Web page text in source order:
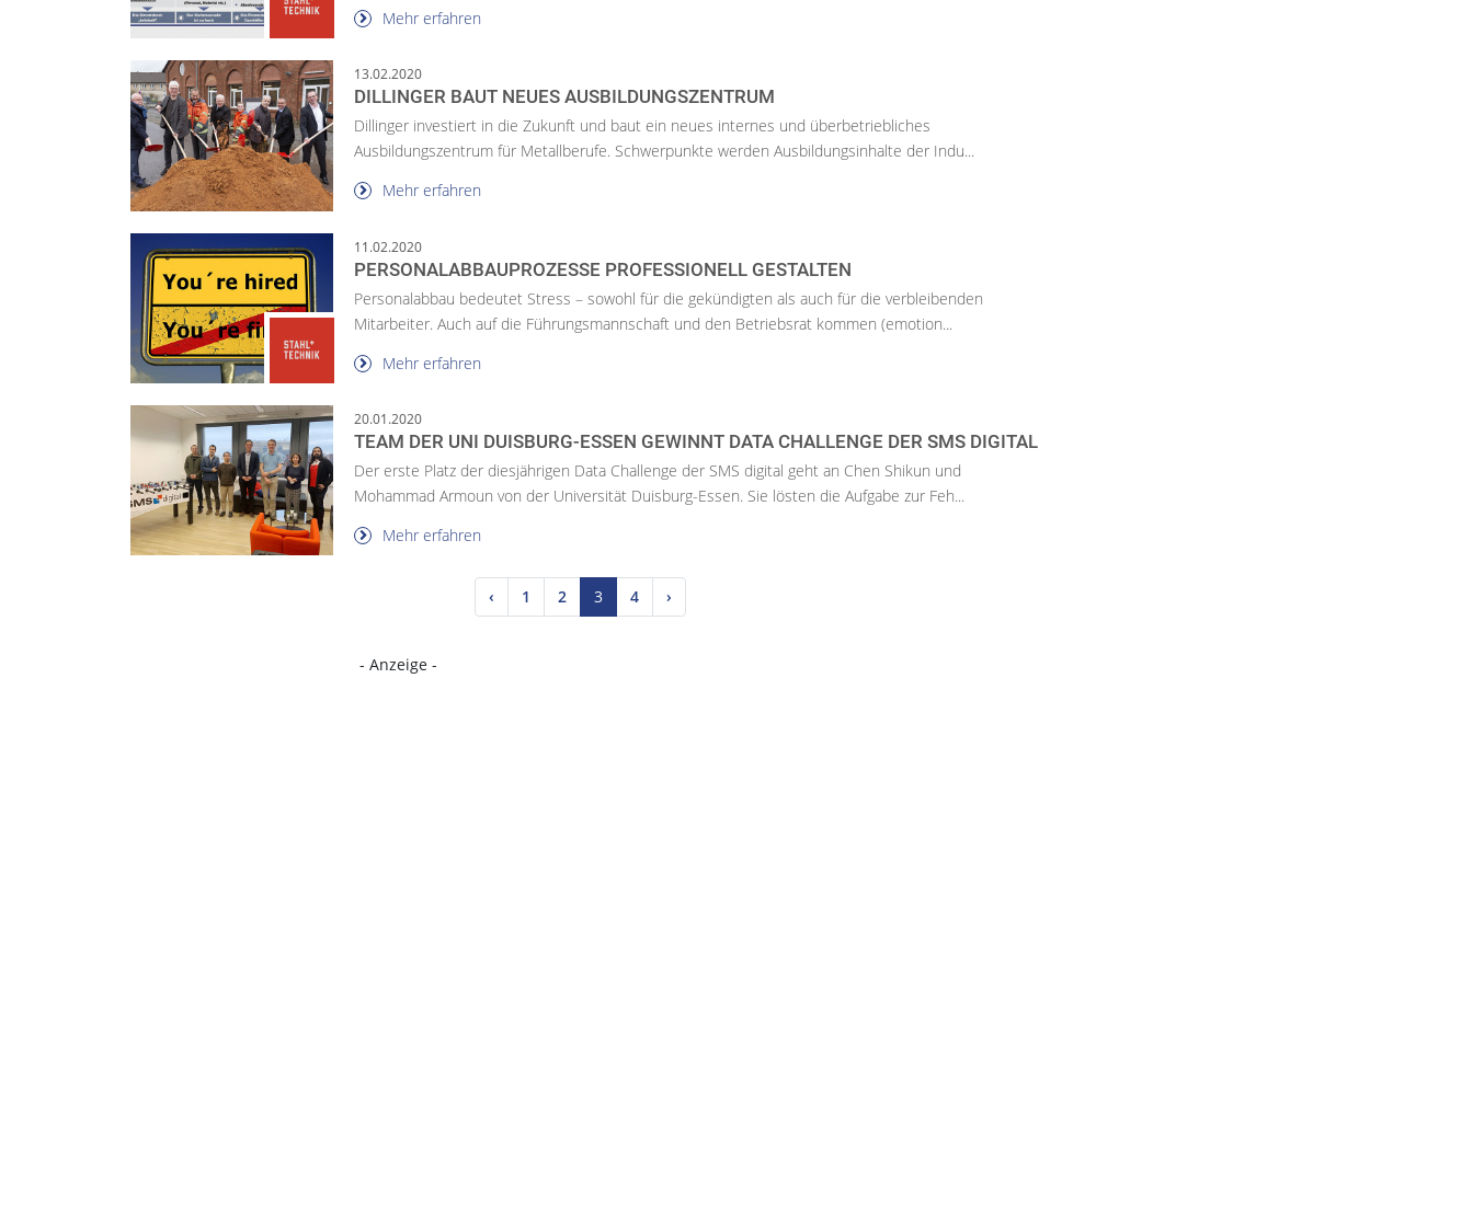
Mehr erfahren
13.02.2020
DILLINGER BAUT NEUES AUSBILDUNGSZENTRUM
Dillinger investiert in die Zukunft und baut ein neues internes und überbetriebliches
Ausbildungszentrum für Metallberufe. Schwerpunkte werden Ausbildungsinhalte der Indu...
Mehr erfahren
11.02.2020
PERSONALABBAUPROZESSE PROFESSIONELL GESTALTEN
Personalabbau bedeutet Stress – sowohl für die gekündigten als auch für die verbleibenden
Mitarbeiter. Auch auf die Führungsmannschaft und den Betriebsrat kommen (emotion...
Mehr erfahren
20.01.2020
TEAM DER UNI DUISBURG-ESSEN GEWINNT DATA CHALLENGE DER SMS DIGITAL
Der erste Platz der diesjährigen Data Challenge der SMS digital geht an Chen Shikun und
Mohammad Armoun von der Universität Duisburg-Essen. Sie lösten die Aufgabe zur Feh...
Mehr erfahren
‹ 1 2 3 4 ›
- Anzeige -